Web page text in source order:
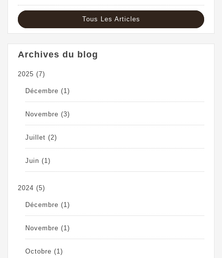
Tous Les Articles
Archives du blog
2025 (7)
Décembre (1)
Novembre (3)
Juillet (2)
Juin (1)
2024 (5)
Décembre (1)
Novembre (1)
Octobre (1)